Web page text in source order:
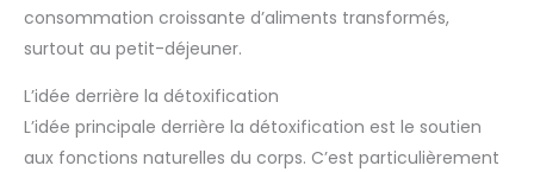
consommation croissante d’aliments transformés,
surtout au petit-déjeuner.
L’idée derrière la détoxification
L’idée principale derrière la détoxification est le soutien
aux fonctions naturelles du corps. C’est particulièrement